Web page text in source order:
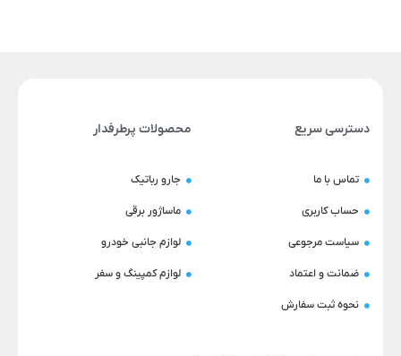
دسترسی سریع
تماس با ما
حساب کاربری
سیاست مرجوعی
ضمانت و اعتماد
نحوه ثبت سفارش
محصولات پرطرفدار
جارو رباتیک
ماساژور برقی
لوازم جانبی خودرو
لوازم کمپینگ و سفر